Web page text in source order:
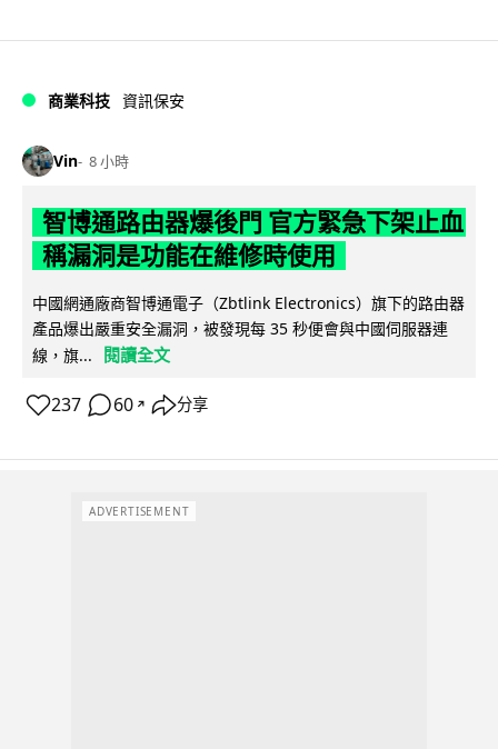
商業科技 資訊保安
Vin 8 小時
智博通路由器爆後門 官方緊急下架止血
稱漏洞是功能在維修時使用
中國網通廠商智博通電子（Zbtlink Electronics）旗下的路由器
產品爆出嚴重安全漏洞，被發現每 35 秒便會與中國伺服器連
線，旗...
閱讀全文
237 60 ↗ 分享
ADVERTISEMENT